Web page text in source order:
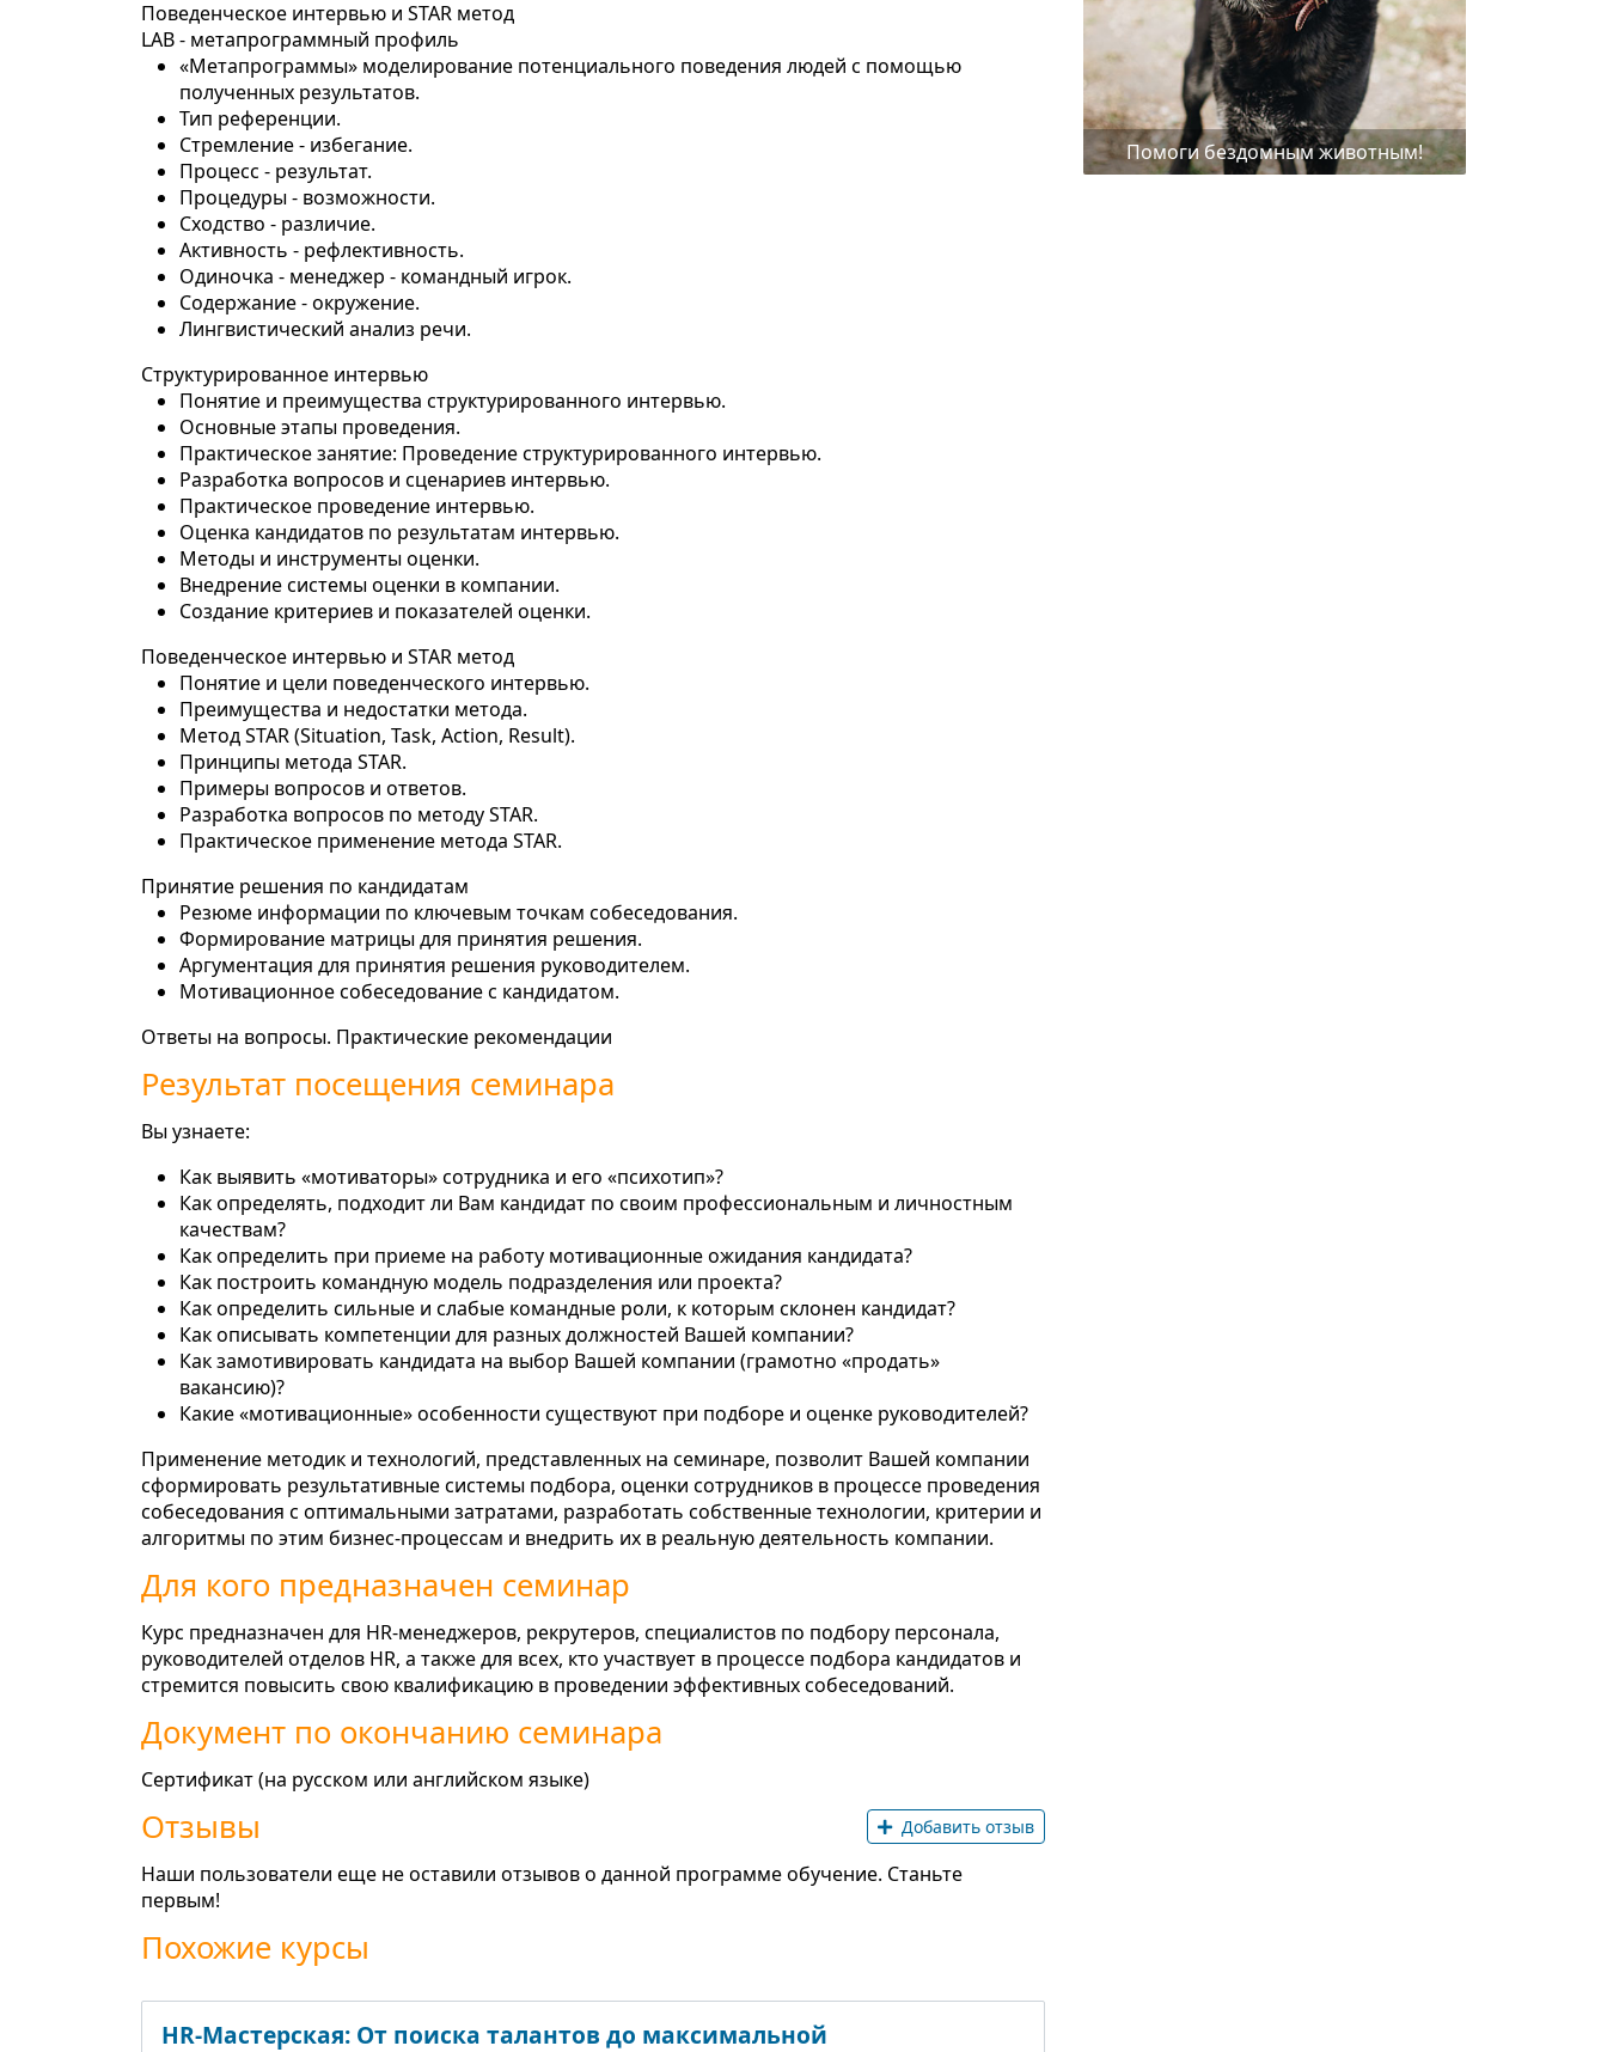
Поведенческое интервью и STAR метод
LAB - метапрограммный профиль
«Метапрограммы» моделирование потенциального поведения людей с помощью
полученных результатов.
Тип референции.
Стремление - избегание.
Процесс - результат.
Процедуры - возможности.
Сходство - различие.
Активность - рефлективность.
Одиночка - менеджер - командный игрок.
Содержание - окружение.
Лингвистический анализ речи.
Структурированное интервью
Понятие и преимущества структурированного интервью.
Основные этапы проведения.
Практическое занятие: Проведение структурированного интервью.
Разработка вопросов и сценариев интервью.
Практическое проведение интервью.
Оценка кандидатов по результатам интервью.
Методы и инструменты оценки.
Внедрение системы оценки в компании.
Создание критериев и показателей оценки.
Поведенческое интервью и STAR метод
Понятие и цели поведенческого интервью.
Преимущества и недостатки метода.
Метод STAR (Situation, Task, Action, Result).
Принципы метода STAR.
Примеры вопросов и ответов.
Разработка вопросов по методу STAR.
Практическое применение метода STAR.
Принятие решения по кандидатам
Резюме информации по ключевым точкам собеседования.
Формирование матрицы для принятия решения.
Аргументация для принятия решения руководителем.
Мотивационное собеседование с кандидатом.
Ответы на вопросы. Практические рекомендации
Результат посещения семинара
Вы узнаете:
Как выявить «мотиваторы» сотрудника и его «психотип»?
Как определять, подходит ли Вам кандидат по своим профессиональным и личностным
качествам?
Как определить при приеме на работу мотивационные ожидания кандидата?
Как построить командную модель подразделения или проекта?
Как определить сильные и слабые командные роли, к которым склонен кандидат?
Как описывать компетенции для разных должностей Вашей компании?
Как замотивировать кандидата на выбор Вашей компании (грамотно «продать»
вакансию)?
Какие «мотивационные» особенности существуют при подборе и оценке руководителей?
Применение методик и технологий, представленных на семинаре, позволит Вашей компании
сформировать результативные системы подбора, оценки сотрудников в процессе проведения
собеседования с оптимальными затратами, разработать собственные технологии, критерии и
алгоритмы по этим бизнес-процессам и внедрить их в реальную деятельность компании.
Для кого предназначен семинар
Курс предназначен для HR-менеджеров, рекрутеров, специалистов по подбору персонала,
руководителей отделов HR, а также для всех, кто участвует в процессе подбора кандидатов и
стремится повысить свою квалификацию в проведении эффективных собеседований.
Документ по окончанию семинара
Сертификат (на русском или английском языке)
Отзывы Добавить отзыв
Наши пользователи еще не оставили отзывов о данной программе обучение. Станьте
первым!
Похожие курсы
HR-Мастерская: От поиска талантов до максимальной
Помоги бездомным животным!